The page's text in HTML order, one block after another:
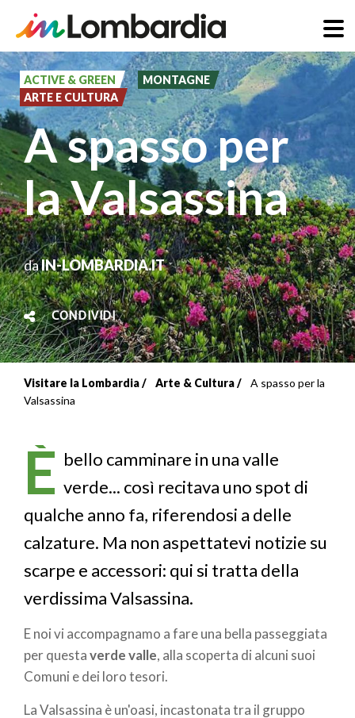
Salta
al
contenuto
principale
ACTIVE & GREEN
MONTAGNE
ARTE E CULTURA
A spasso per
la Valsassina
daIN-LOMBARDIA.IT
CONDIVIDI
Briciole
pane
Visitare la Lombardia Arte & Cultura
A spasso per la
Valsassina
È bello camminare in una valle
verde... così recitava uno spot di
qualche anno fa, riferendosi a delle
calzature. Ma non aspettatevi notizie su
scarpe e accessori: qui si tratta della
verdissima Valsassina.
E noi vi accompagnamo a fare una bella passeggiata
per questaverde valle, alla scoperta di alcuni suoi
Comuni e dei loro tesori.
La Valsassina è un'oasi, incastonata tra il gruppo